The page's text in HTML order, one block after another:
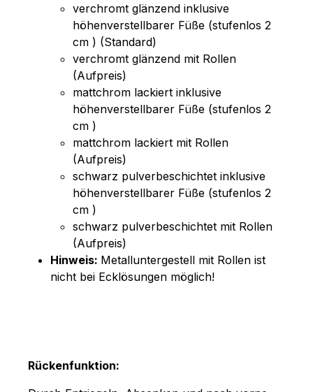
verchromt glänzend inklusive
höhenverstellbarer Füße (stufenlos 2
cm ) (Standard)
verchromt glänzend mit Rollen
(Aufpreis)
mattchrom lackiert inklusive
höhenverstellbarer Füße (stufenlos 2
cm )
mattchrom lackiert mit Rollen
(Aufpreis)
schwarz pulverbeschichtet inklusive
höhenverstellbarer Füße (stufenlos 2
cm )
schwarz pulverbeschichtet mit Rollen
(Aufpreis)
Hinweis: Metalluntergestell mit Rollen ist
nicht bei Ecklösungen möglich!
Rückenfunktion: